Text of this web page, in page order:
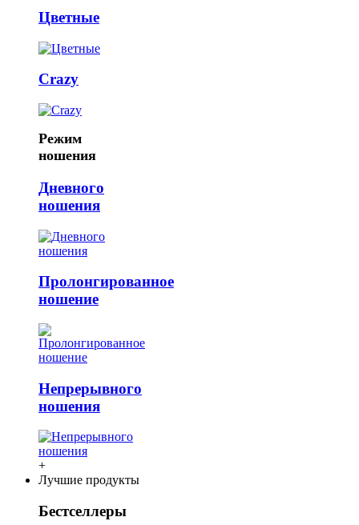
Цветные
Crazy
Режим
ношения
Дневного
ношения
Пролонгированное
ношение
Непрерывного
ношения
+
Лучшие продукты
Бестселлеры